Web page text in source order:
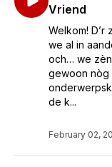
Vriend
Welkom!
we al in
och… we
gewoon nòg
de k...
February 02,